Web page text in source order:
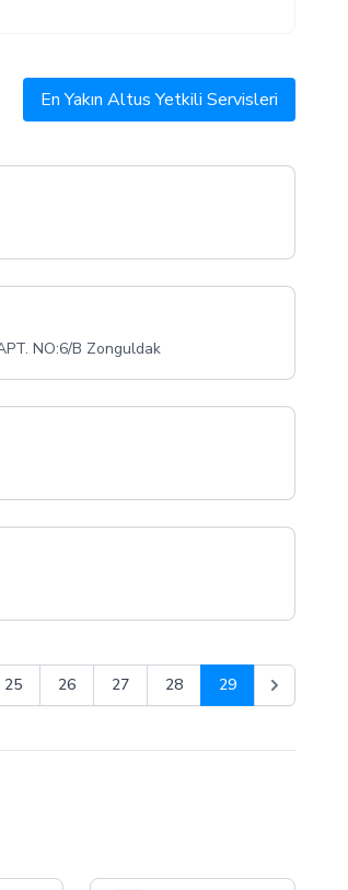
En Yakın Altus Yetkili Servisleri
NO:6/B Zonguldak
25 26 27 28 29